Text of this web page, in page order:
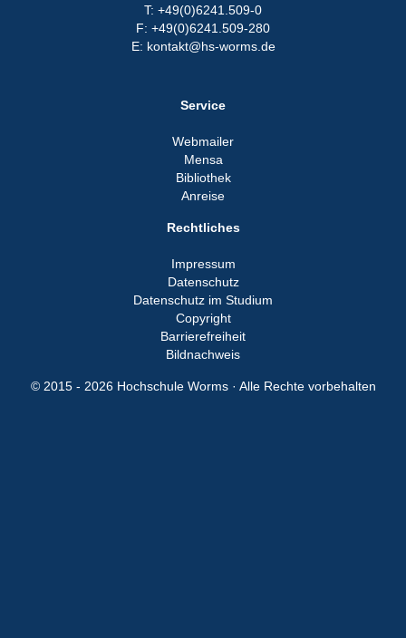
T: +49(0)6241.509-0
F: +49(0)6241.509-280
E: kontakt@hs-worms.de
Service
Webmailer
Mensa
Bibliothek
Anreise
Rechtliches
Impressum
Datenschutz
Datenschutz im Studium
Copyright
Barrierefreiheit
Bildnachweis
© 2015 - 2026 Hochschule Worms · Alle Rechte vorbehalten